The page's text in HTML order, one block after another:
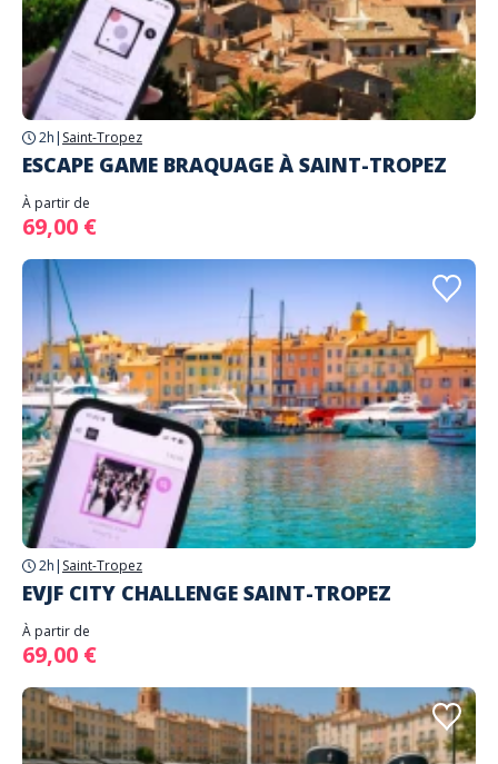
2h | Saint-Tropez
ESCAPE GAME BRAQUAGE À SAINT-TROPEZ
À partir de
69,00 €
2h | Saint-Tropez
EVJF CITY CHALLENGE SAINT-TROPEZ
À partir de
69,00 €